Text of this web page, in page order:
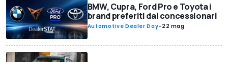
BMW, Cupra, Ford Pro e Toyota i
brand preferiti dai concessionari
Automotive Dealer Day- 22 mag